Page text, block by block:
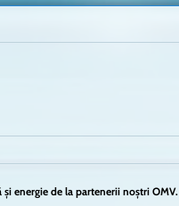
energie de la partenerii noștri OMV.